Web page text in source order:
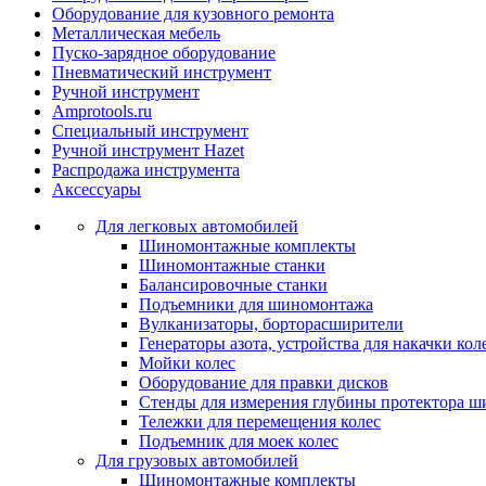
Оборудование для кузовного ремонта
Металлическая мебель
Пуско-зарядное оборудование
Пневматический инструмент
Ручной инструмент
Amprotools.ru
Специальный инструмент
Ручной инструмент Hazet
Распродажа инструмента
Аксессуары
Для легковых автомобилей
Шиномонтажные комплекты
Шиномонтажные станки
Балансировочные станки
Подъемники для шиномонтажа
Вулканизаторы, борторасширители
Генераторы азота, устройства для накачки
Мойки колес
Оборудование для правки дисков
Стенды для измерения глубины протектора
Тележки для перемещения колес
Подъемник для моек колеc
Для грузовых автомобилей
Шиномонтажные комплекты